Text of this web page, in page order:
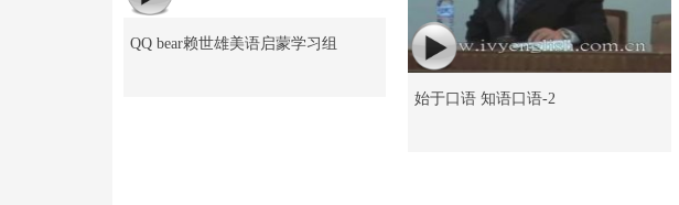
QQ bear赖世雄美语启蒙学习组
始于口语 知语口语-2